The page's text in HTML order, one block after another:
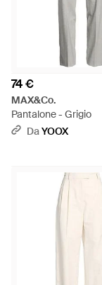
74 €
MAX&Co.
Pantalone - Grigio
DaYOOX